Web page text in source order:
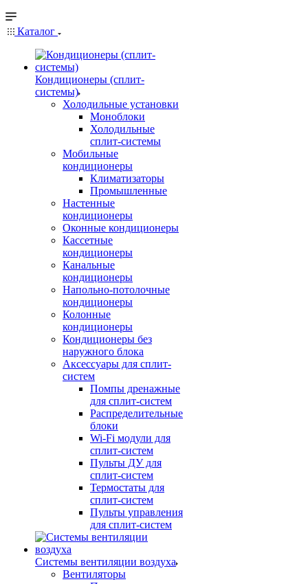
Каталог
Кондиционеры (сплит-
системы)
Холодильные установки
Моноблоки
Холодильные
сплит-системы
Мобильные
кондиционеры
Климатизаторы
Промышленные
Настенные
кондиционеры
Оконные кондиционеры
Кассетные
кондиционеры
Канальные
кондиционеры
Напольно-потолочные
кондиционеры
Колонные
кондиционеры
Кондиционеры без
наружного блока
Аксессуары для сплит-
систем
Помпы дренажные
для сплит-систем
Распределительные
блоки
Wi-Fi модули для
сплит-систем
Пульты ДУ для
сплит-систем
Термостаты для
сплит-систем
Пульты управления
для сплит-систем
Системы вентиляции воздуха
Вентиляторы